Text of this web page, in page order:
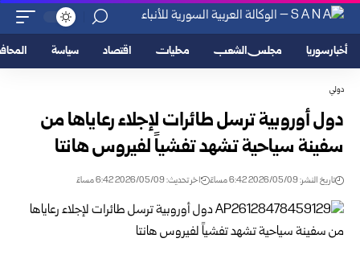
أخبار سوريا مجلس الشعب محليات اقتصاد سياسة
دولي
دول أوروبية ترسل طائرات لإجلاء رعاياها من
سفينة سياحية تشهد تفشياً لفيروس هانتا
تاريخ النشر: 2026/05/09 6:42 مساءً اخر تحديث: 2026/05/09 6:42 مساءً